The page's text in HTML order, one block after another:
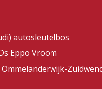
autosleutelbos
Eppo Vroom